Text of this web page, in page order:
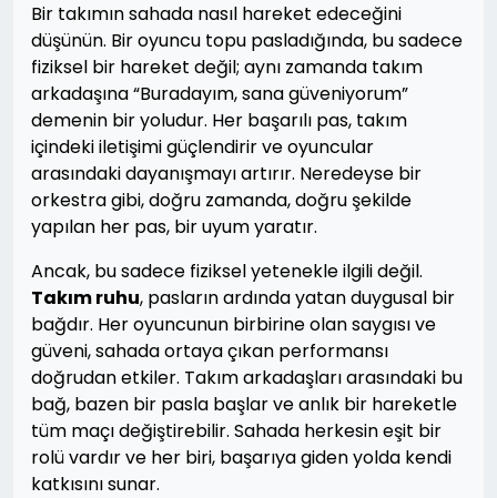
Bir takımın sahada nasıl hareket edeceğini
düşünün. Bir oyuncu topu pasladığında, bu sadece
fiziksel bir hareket değil; aynı zamanda takım
arkadaşına “Buradayım, sana güveniyorum”
demenin bir yoludur. Her başarılı pas, takım
içindeki iletişimi güçlendirir ve oyuncular
arasındaki dayanışmayı artırır. Neredeyse bir
orkestra gibi, doğru zamanda, doğru şekilde
yapılan her pas, bir uyum yaratır.
Ancak, bu sadece fiziksel yetenekle ilgili değil.
Takım ruhu, pasların ardında yatan duygusal bir
bağdır. Her oyuncunun birbirine olan saygısı ve
güveni, sahada ortaya çıkan performansı
doğrudan etkiler. Takım arkadaşları arasındaki bu
bağ, bazen bir pasla başlar ve anlık bir hareketle
tüm maçı değiştirebilir. Sahada herkesin eşit bir
rolü vardır ve her biri, başarıya giden yolda kendi
katkısını sunar.